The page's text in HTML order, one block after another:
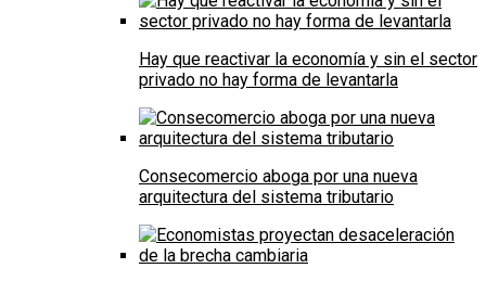
Hay que reactivar la economía y sin el sector
privado no hay forma de levantarla
Consecomercio aboga por una nueva
arquitectura del sistema tributario